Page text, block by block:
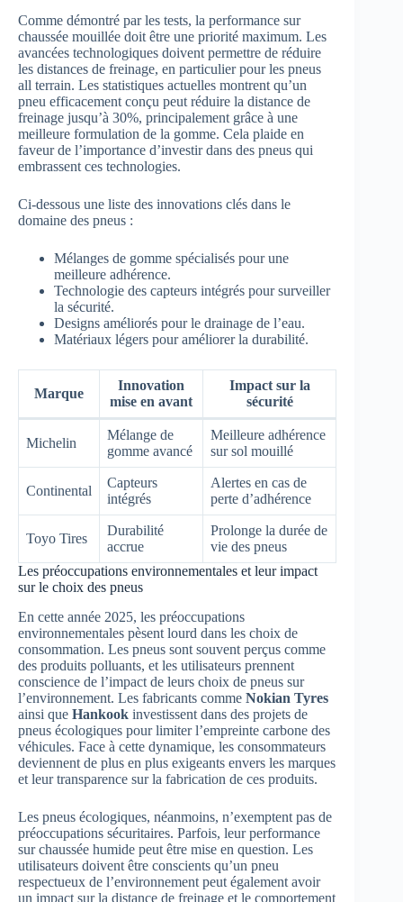
Comme démontré par les tests, la performance sur
chaussée mouillée doit être une priorité maximum. Les
avancées technologiques doivent permettre de réduire
les distances de freinage, en particulier pour les pneus
all terrain. Les statistiques actuelles montrent qu’un
pneu efficacement conçu peut réduire la distance de
freinage jusqu’à 30%, principalement grâce à une
meilleure formulation de la gomme. Cela plaide en
faveur de l’importance d’investir dans des pneus qui
embrassent ces technologies.
Ci-dessous une liste des innovations clés dans le
domaine des pneus :
Mélanges de gomme spécialisés pour une
meilleure adhérence.
Technologie des capteurs intégrés pour surveiller
la sécurité.
Designs améliorés pour le drainage de l’eau.
Matériaux légers pour améliorer la durabilité.
Marque
Innovation
mise en avant
Impact sur la
sécurité
Michelin
Mélange de
gomme avancé
Meilleure adhérence
sur sol mouillé
Continental
Capteurs
intégrés
Alertes en cas de
perte d’adhérence
Toyo Tires
Durabilité
accrue
Prolonge la durée de
vie des pneus
Les préoccupations environnementales et leur impact
sur le choix des pneus
En cette année 2025, les préoccupations
environnementales pèsent lourd dans les choix de
consommation. Les pneus sont souvent perçus comme
des produits polluants, et les utilisateurs prennent
conscience de l’impact de leurs choix de pneus sur
l’environnement. Les fabricants comme Nokian Tyres
ainsi que Hankook investissent dans des projets de
pneus écologiques pour limiter l’empreinte carbone des
véhicules. Face à cette dynamique, les consommateurs
deviennent de plus en plus exigeants envers les marques
et leur transparence sur la fabrication de ces produits.
Les pneus écologiques, néanmoins, n’exemptent pas de
préoccupations sécuritaires. Parfois, leur performance
sur chaussée humide peut être mise en question. Les
utilisateurs doivent être conscients qu’un pneu
respectueux de l’environnement peut également avoir
un impact sur la distance de freinage et le comportement